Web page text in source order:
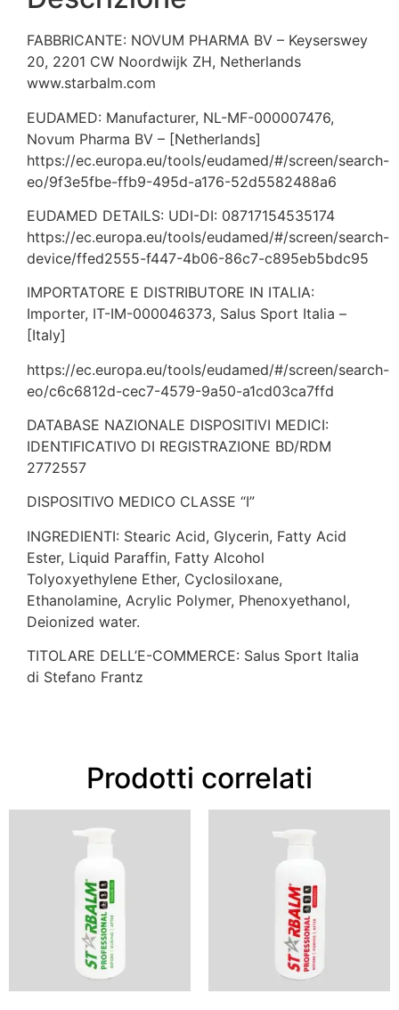
FABBRICANTE: NOVUM PHARMA BV – Keyserswey
20, 2201 CW Noordwijk ZH, Netherlands
www.starbalm.com
EUDAMED: Manufacturer, NL-MF-000007476,
Novum Pharma BV – [Netherlands]
https://ec.europa.eu/tools/eudamed/#/screen/search-
eo/9f3e5fbe-ffb9-495d-a176-52d5582488a6
EUDAMED DETAILS: UDI-DI: 08717154535174
https://ec.europa.eu/tools/eudamed/#/screen/search-
device/ffed2555-f447-4b06-86c7-c895eb5bdc95
IMPORTATORE E DISTRIBUTORE IN ITALIA:
Importer, IT-IM-000046373, Salus Sport Italia –
[Italy]
https://ec.europa.eu/tools/eudamed/#/screen/search-
eo/c6c6812d-cec7-4579-9a50-a1cd03ca7ffd
DATABASE NAZIONALE DISPOSITIVI MEDICI:
IDENTIFICATIVO DI REGISTRAZIONE BD/RDM
2772557
DISPOSITIVO MEDICO CLASSE “I”
INGREDIENTI: Stearic Acid, Glycerin, Fatty Acid
Ester, Liquid Paraffin, Fatty Alcohol
Tolyoxyethylene Ether, Cyclosiloxane,
Ethanolamine, Acrylic Polymer, Phenoxyethanol,
Deionized water.
TITOLARE DELL’E-COMMERCE: Salus Sport Italia
di Stefano Frantz
Prodotti correlati